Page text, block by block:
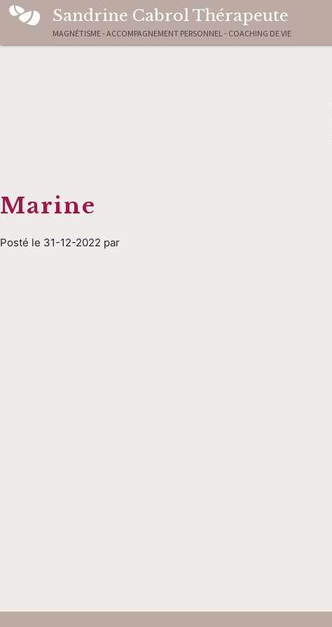
Sandrine Cabrol Thérapeute
MAGNÉTISME - ACCOMPAGNEMENT PERSONNEL - COACHING DE VIE
Marine
Posté le 31-12-2022 par